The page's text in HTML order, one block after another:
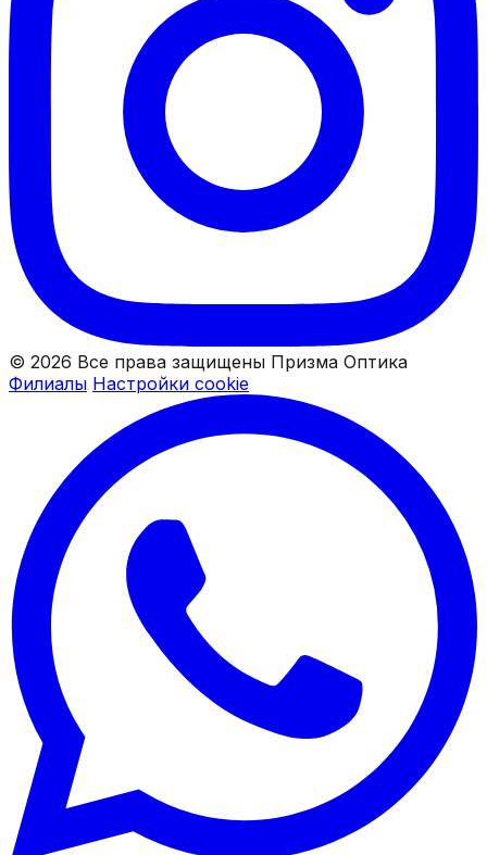
© 2026 Все права защищены Призма Оптика
Филиалы Настройки cookie